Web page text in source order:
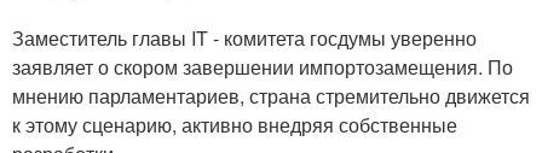
Заместитель главы IT - комитета госдумы уверенно
заявляет о скором завершении импортозамещения. По
мнению парламентариев, страна стремительно движется
к этому сценарию, активно внедряя собственные